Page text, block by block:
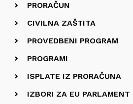
PRORAČUN
CIVILNA ZAŠTITA
PROVEDBENI PROGRAM
PROGRAMI
ISPLATE IZ PRORAČUNA
IZBORI ZA EU